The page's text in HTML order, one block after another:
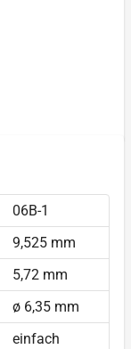
06B-1
9,525 mm
5,72 mm
ø 6,35 mm
einfach